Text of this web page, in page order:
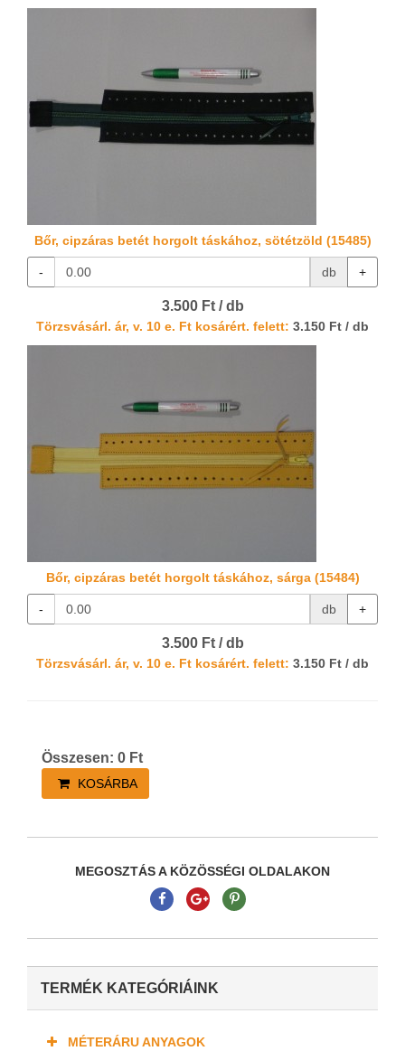
Bőr, cipzáras betét horgolt táskához, sötétzöld (15485)
- db +
3.500 Ft / db
Törzsvásárl. ár, v. 10 e. Ft kosárért. felett: 3.150 Ft / db
Bőr, cipzáras betét horgolt táskához, sárga (15484)
- db +
3.500 Ft / db
Törzsvásárl. ár, v. 10 e. Ft kosárért. felett: 3.150 Ft / db
Összesen: 0 Ft
KOSÁRBA
MEGOSZTÁS A KÖZÖSSÉGI OLDALAKON
TERMÉK KATEGÓRIÁINK
MÉTERÁRU ANYAGOK